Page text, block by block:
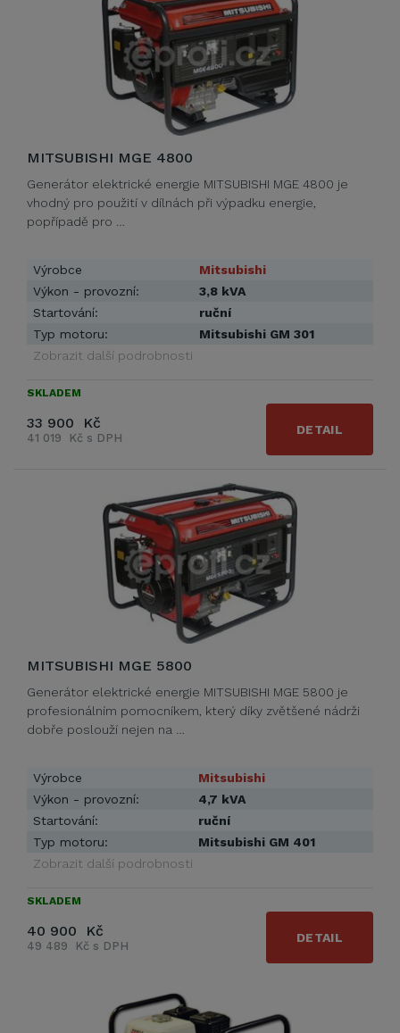
MITSUBISHI MGE 4800
Generátor elektrické energie MITSUBISHI MGE 4800 je
vhodný pro použití v dílnách při výpadku energie,
popřípadě pro …
Výrobce
Mitsubishi
Výkon - provozní:
3,8 kVA
Startování:
ruční
Typ motoru:
Mitsubishi GM 301
Zobrazit další podrobnosti
SKLADEM
33 900 Kč
41 019 Kč s DPH
DETAIL
MITSUBISHI MGE 5800
Generátor elektrické energie MITSUBISHI MGE 5800 je
profesionálním pomocníkem, který díky zvětšené nádrži
dobře poslouží nejen na …
Výrobce
Mitsubishi
Výkon - provozní:
4,7 kVA
Startování:
ruční
Typ motoru:
Mitsubishi GM 401
Zobrazit další podrobnosti
SKLADEM
40 900 Kč
49 489 Kč s DPH
DETAIL